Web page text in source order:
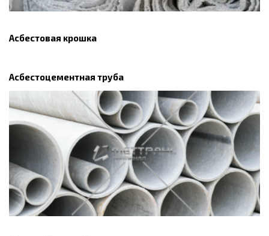
Асбестовая крошка
Асбестоцементная труба